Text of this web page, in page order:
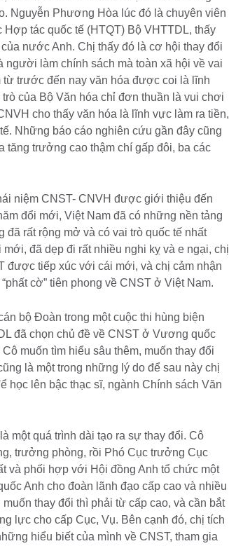
Nguyễn Phương Hòa lúc đó là chuyên viên
tác quốc tế (HTQT) Bộ VHTTDL, thấy
nước Anh. Chị thấy đó là cơ hội thay đổi
làm chính sách mà toàn xã hội về vai
từ trước đến nay văn hóa được coi là lĩnh
của Bộ Văn hóa chỉ đơn thuần là vui chơi
cho thấy văn hóa là lĩnh vực làm ra tiền,
Những báo cáo nghiên cứu gần đây cũng
tăng trưởng cao thậm chí gấp đôi, ba các
niệm CNST- CNVH được giới thiệu đến
đổi mới, Việt Nam đã có những nền tảng
đã rất rộng mở và có vai trò quốc tế nhất
đã dẹp đi rất nhiều nghi kỵ và e ngại, chị
được tiếp xúc với cái mới, và chị cảm nhận
cờ” tiên phong về CNST ở Việt Nam.
bộ Đoàn trong một cuộc thi hùng biện
đã chọn chủ đề về CNST ở Vương quốc
muốn tìm hiểu sâu thêm, muốn thay đổi
là một trong những lý do để sau này chị
học lên bậc thạc sĩ, ngành Chính sách Văn
một quá trình dài tạo ra sự thay đổi. Cô
trưởng phòng, rồi Phó Cục trưởng Cục
và phối hợp với Hội đồng Anh tổ chức một
Anh cho đoàn lãnh đạo cấp cao và nhiều
thay đổi thì phải từ cấp cao, và cần bắt
lực cho cấp Cục, Vụ. Bên cạnh đó, chị tích
hiểu biết của mình về CNST, tham gia